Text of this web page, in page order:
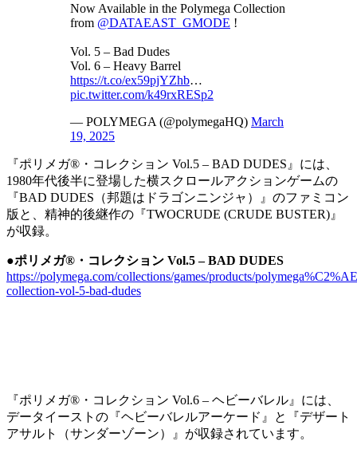
Now Available in the Polymega Collection
from @DATAEAST_GMODE !
Vol. 5 – Bad Dudes
Vol. 6 – Heavy Barrel
https://t.co/ex59pjYZhb…
pic.twitter.com/k49rxRESp2
— POLYMEGA (@polymegaHQ) March
19, 2025
『ポリメガ®・コレクション Vol.5 – BAD DUDES』には、
1980年代後半に登場した横スクロールアクションゲームの
『BAD DUDES（邦題はドラゴンニンジャ）』のファミコン
版と、精神的後継作の『TWOCRUDE (CRUDE BUSTER)』
が収録。
●ポリメガ®・コレクション Vol.5 – BAD DUDES
https://polymega.com/collections/games/products/
collection-vol-5-bad-dudes
『ポリメガ®・コレクション Vol.6 – ヘビーバレル』には、
データイーストの『ヘビーバレルアーケード』と『デザート
アサルト（サンダーゾーン）』が収録されています。